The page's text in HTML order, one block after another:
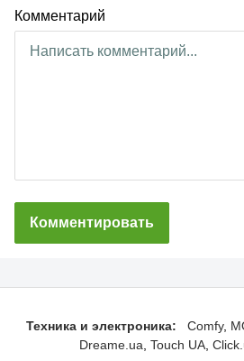
Комментарий
Комментировать
Техника и электроника: Comfy
Dreame.ua Touch UA